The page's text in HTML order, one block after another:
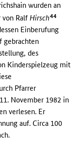
wurden an
von RalfHirsch44
Einberufung
gebrachten
des
Kinderspielzeug mit
Pfarrer
November 1982 in
verlesen. Er
auf. Circa 100